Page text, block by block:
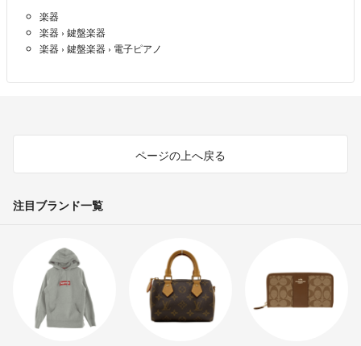
楽器
楽器 › 鍵盤楽器
楽器 › 鍵盤楽器 › 電子ピアノ
ページの上へ戻る
注目ブランド一覧